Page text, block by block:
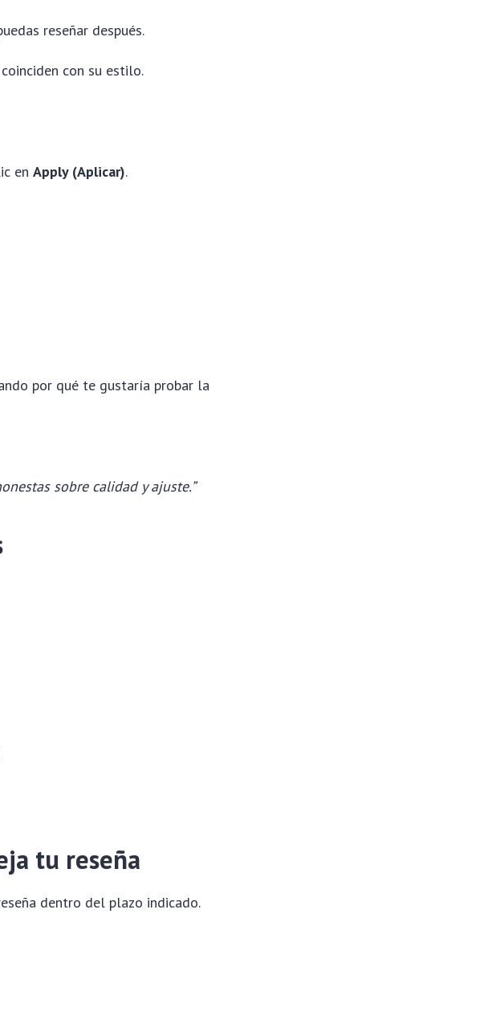
reseñar después.
con su estilo.
enApply (Aplicar).
por qué te gustaría probar la
sobre calidad y ajuste.”
tu reseña
dentro del plazo indicado.